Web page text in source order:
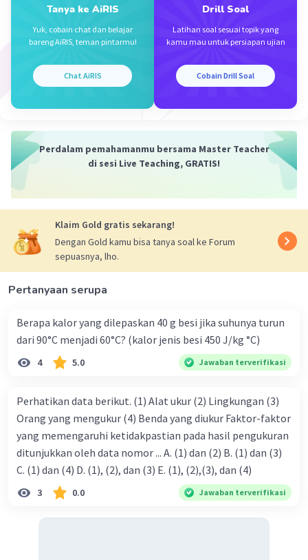
Iklan
Tanya ke AiRIS
Yuk, cobain chat dan belajar
bareng AiRIS, teman pintarmu!
Chat AiRIS
Drill Soal
Latihan soal sesuai topik yang
kamu mau untuk persiapan ujian
Cobain Drill Soal
Perdalam pemahamanmu bersama Master Teacher
di sesi Live Teaching, GRATIS!
Klaim Gold gratis sekarang!
Dengan Gold kamu bisa tanya soal ke Forum
sepuasnya, lho.
Pertanyaan serupa
Berapa kalor yang dilepaskan 40 g besi jika suhunya turun
dari 90°C menjadi 60°C? (kalor jenis besi 450 J/kg °C)
4 5.0 Jawaban terverifikasi
Perhatikan data berikut. (1) Alat ukur (2) Lingkungan (3)
Orang yang mengukur (4) Benda yang diukur Faktor-faktor
yang memengaruhi ketidakpastian pada hasil pengukuran
ditunjukkan oleh data nomor ... A. (1) dan (2) B. (1) dan (3)
C. (1) dan (4) D. (1), (2), dan (3) E. (1), (2),(3), dan (4)
3 0.0 Jawaban terverifikasi